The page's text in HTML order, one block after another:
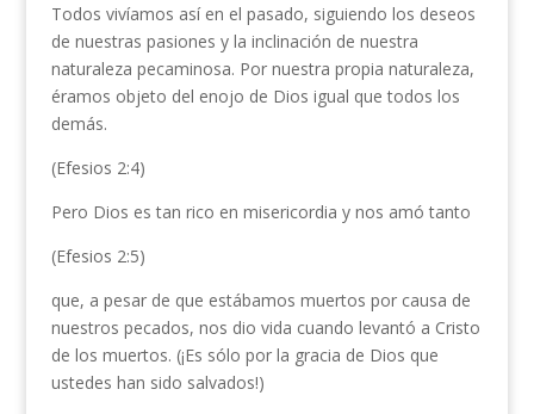
Todos vivíamos así en el pasado, siguiendo los deseos
de nuestras pasiones y la inclinación de nuestra
naturaleza pecaminosa. Por nuestra propia naturaleza,
éramos objeto del enojo de Dios igual que todos los
demás.
(Efesios 2:4)
Pero Dios es tan rico en misericordia y nos amó tanto
(Efesios 2:5)
que, a pesar de que estábamos muertos por causa de
nuestros pecados, nos dio vida cuando levantó a Cristo
de los muertos. (¡Es sólo por la gracia de Dios que
ustedes han sido salvados!)